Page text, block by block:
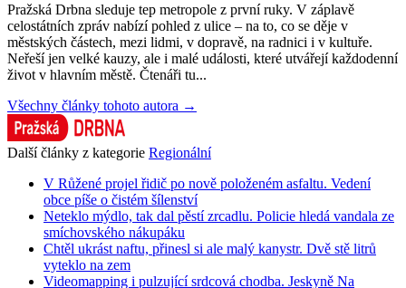
Pražská Drbna sleduje tep metropole z první ruky. V záplavě
celostátních zpráv nabízí pohled z ulice – na to, co se děje v
městských částech, mezi lidmi, v dopravě, na radnici i v kultuře.
Neřeší jen velké kauzy, ale i malé události, které utvářejí každodenní
život v hlavním městě. Čtenáři tu...
Všechny články tohoto autora →
Další články z kategorie Regionální
V Růžené projel řidič po nově položeném asfaltu. Vedení
obce píše o čistém šílenství
Neteklo mýdlo, tak dal pěstí zrcadlu. Policie hledá vandala ze
smíchovského nákupáku
Chtěl ukrást naftu, přinesl si ale malý kanystr. Dvě stě litrů
vyteklo na zem
Videomapping i pulzující srdcová chodba. Jeskyně Na